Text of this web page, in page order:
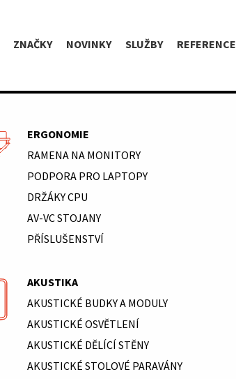
ZNAČKY NOVINKY SLUŽBY REFERENCE
ERGONOMIE
RAMENA NA MONITORY
PODPORA PRO LAPTOPY
DRŽÁKY CPU
AV-VC STOJANY
PŘÍSLUŠENSTVÍ
AKUSTIKA
AKUSTICKÉ BUDKY A MODULY
AKUSTICKÉ OSVĚTLENÍ
AKUSTICKÉ DĚLÍCÍ STĚNY
AKUSTICKÉ STOLOVÉ PARAVÁNY